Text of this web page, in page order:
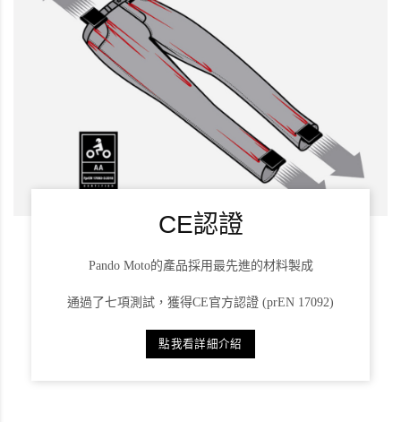
CE認證
Pando Moto的產品採用最先進的材料製成
通過了七項測試，獲得CE官方認證 (prEN 17092)
點我看詳細介紹